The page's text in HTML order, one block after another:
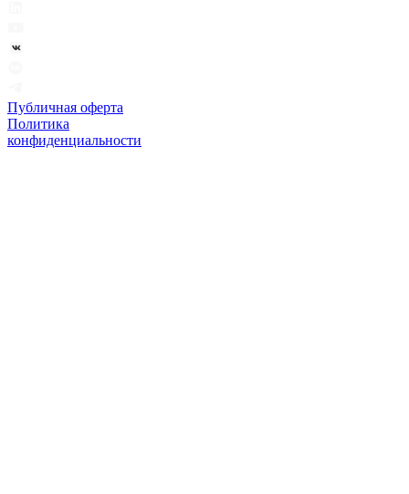
Публичная оферта
Политика
конфиденциальности